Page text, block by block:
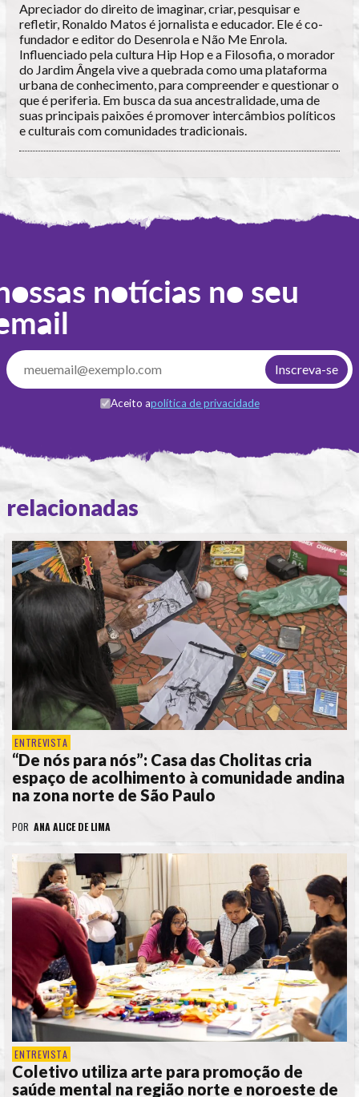
Apreciador do direito de imaginar, criar, pesquisar e
refletir, Ronaldo Matos é jornalista e educador. Ele é co-
fundador e editor do Desenrola e Não Me Enrola.
Influenciado pela cultura Hip Hop e a Filosofia, o morador
do Jardim Ângela vive a quebrada como uma plataforma
urbana de conhecimento, para compreender e questionar o
que é periferia. Em busca da sua ancestralidade, uma de
suas principais paixões é promover intercâmbios políticos
e culturais com comunidades tradicionais.
notícias no seu
Aceito apolítica de privacidade
relacionadas
ENTREVISTA
“De nós para nós”: Casa das Cholitas cria
espaço de acolhimento à comunidade andina
na zona norte de São Paulo
POR ANA ALICE DE LIMA
ENTREVISTA
Coletivo utiliza arte para promoção de
saúde mental na região norte e noroeste de